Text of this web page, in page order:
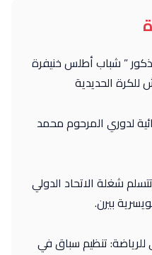
” شباب أطلس خنيفرة
الحديدية
لدوري المرحوم محمد
شغلة الاتحاد الدولي
بيرن.
للرياضة: تنظيم سباق في